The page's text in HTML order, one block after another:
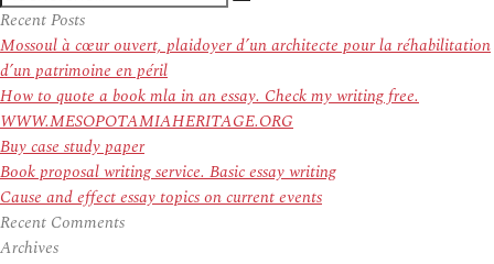
pour
:
Recherche
Recent Posts
Mossoul à cœur ouvert, plaidoyer d’un architecte pour la réhabilitation
d’un patrimoine en péril
How to quote a book mla in an essay. Check my writing free.
WWW.MESOPOTAMIAHERITAGE.ORG
Buy case study paper
Book proposal writing service. Basic essay writing
Cause and effect essay topics on current events
Recent Comments
Archives